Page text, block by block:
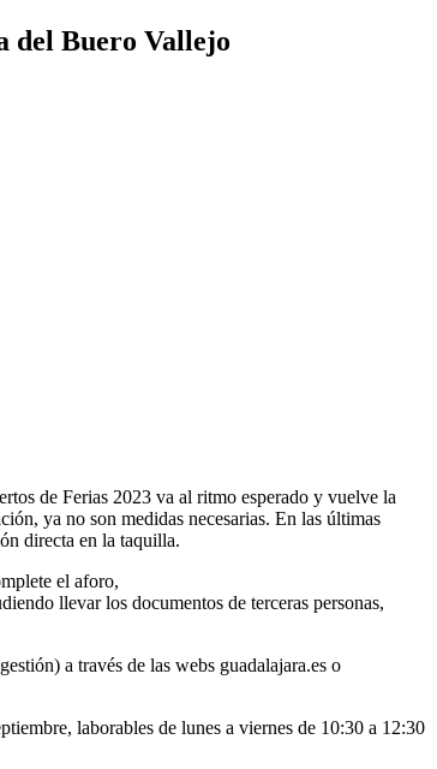
del Buero Vallejo
de Ferias 2023 va al ritmo esperado y vuelve la
ya no son medidas necesarias. En las últimas
directa en la taquilla.
el aforo,
llevar los documentos de terceras personas,
a través de las webs guadalajara.es o
laborables de lunes a viernes de 10:30 a 12:30